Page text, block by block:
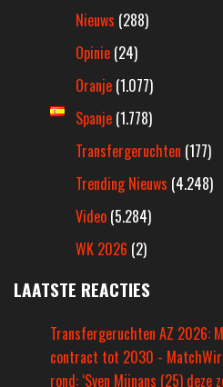
Nieuws (288)
Opinie (24)
Oranje (1.077)
Spanje (1.778)
Transfergeruchten (177)
Trending Nieuws (4.248)
Video (5.284)
WK 2026 (2)
LAATSTE REACTIES
Transfergeruchten AZ 2026:
contract tot 2030 -
rond: ‘Sven Mijnans (25) deze